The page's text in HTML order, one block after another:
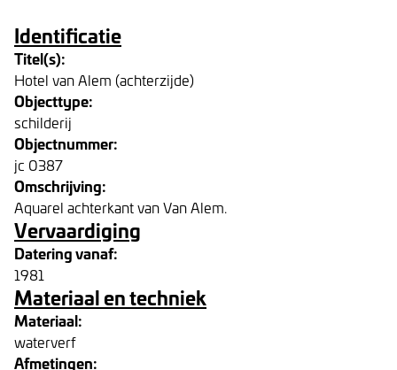
Identificatie
Titel(s):
Hotel van Alem (achterzijde)
Objecttype:
schilderij
Objectnummer:
jc 0387
Omschrijving:
Aquarel achterkant van Van Alem.
Vervaardiging
Datering vanaf:
1981
Materiaal en techniek
Materiaal:
waterverf
Afmetingen: